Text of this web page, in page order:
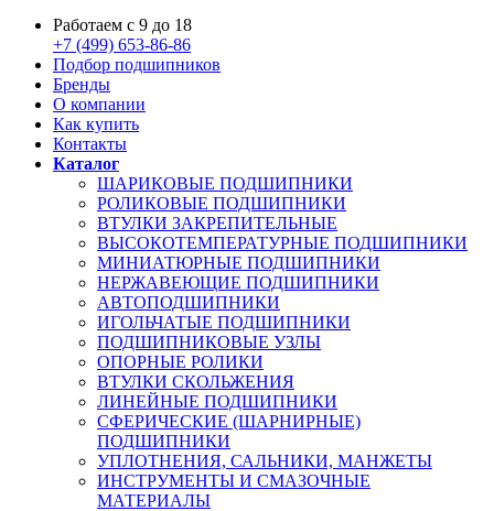
Работаем с 9 до 18
+7 (499) 653-86-86
Подбор подшипников
Бренды
О компании
Как купить
Контакты
Каталог
ШАРИКОВЫЕ ПОДШИПНИКИ
РОЛИКОВЫЕ ПОДШИПНИКИ
ВТУЛКИ ЗАКРЕПИТЕЛЬНЫЕ
ВЫСОКОТЕМПЕРАТУРНЫЕ ПОДШИПНИКИ
МИНИАТЮРНЫЕ ПОДШИПНИКИ
НЕРЖАВЕЮЩИЕ ПОДШИПНИКИ
АВТОПОДШИПНИКИ
ИГОЛЬЧАТЫЕ ПОДШИПНИКИ
ПОДШИПНИКОВЫЕ УЗЛЫ
ОПОРНЫЕ РОЛИКИ
ВТУЛКИ СКОЛЬЖЕНИЯ
ЛИНЕЙНЫЕ ПОДШИПНИКИ
СФЕРИЧЕСКИЕ (ШАРНИРНЫЕ)
ПОДШИПНИКИ
УПЛОТНЕНИЯ, САЛЬНИКИ, МАНЖЕТЫ
ИНСТРУМЕНТЫ И СМАЗОЧНЫЕ
МАТЕРИАЛЫ